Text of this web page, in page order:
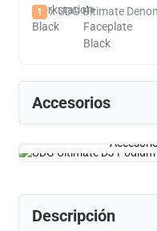
1 x UDG Ultimate
Accesorios
Descripción